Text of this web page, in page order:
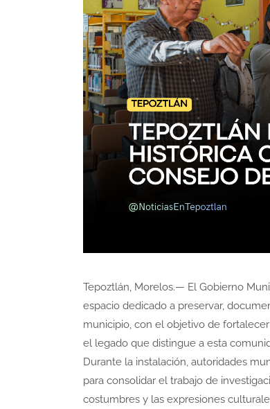
Tepoztlán, Morelos.— El Gobierno
espacio dedicado a preservar,
municipio, con el objetivo de
el legado que distingue a esta
Durante la instalación, autoridades
para consolidar el trabajo de
costumbres y las expresiones